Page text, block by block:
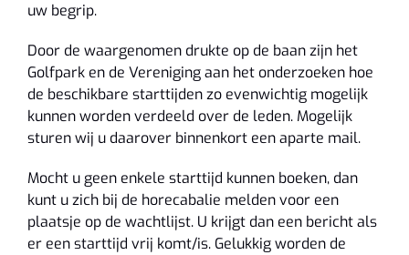
uw begrip.
Door de waargenomen drukte op de baan zijn het
Golfpark en de Vereniging aan het onderzoeken hoe
de beschikbare starttijden zo evenwichtig mogelijk
kunnen worden verdeeld over de leden. Mogelijk
sturen wij u daarover binnenkort een aparte mail.
Mocht u geen enkele starttijd kunnen boeken, dan
kunt u zich bij de horecabalie melden voor een
plaatsje op de wachtlijst. U krijgt dan een bericht als
er een starttijd vrij komt/is. Gelukkig worden de